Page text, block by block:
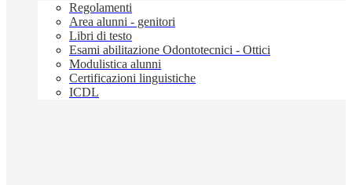
Regolamenti
Area alunni - genitori
Libri di testo
Esami abilitazione Odontotecnici - Ottici
Modulistica alunni
Certificazioni linguistiche
ICDL